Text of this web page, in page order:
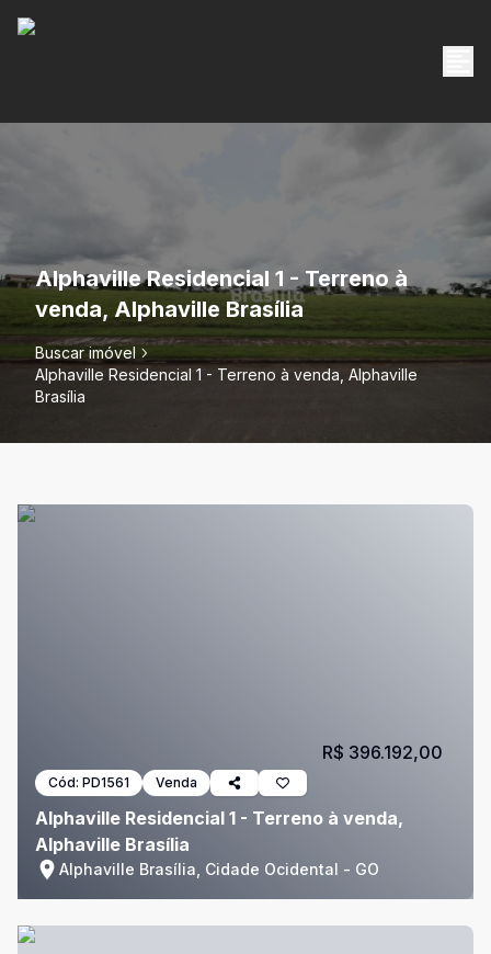
Alphaville Residencial 1 - Terreno à
venda, Alphaville Brasília
Buscar imóvel
Alphaville Residencial 1 - Terreno à venda, Alphaville
Brasília
Cód: PD1561 Venda
Alphaville Residencial 1 - Terreno à venda,
Alphaville Brasília
Alphaville Brasília, Cidade Ocidental - GO
R$ 396.192,00